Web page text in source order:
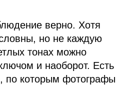
верно. Хотя
но не каждую
тонах можно
и наоборот. Есть
по которым фотографы